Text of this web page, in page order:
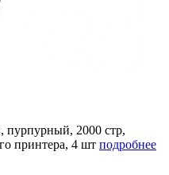
пурпурный, 2000 стр,
принтера, 4 шт подробнее